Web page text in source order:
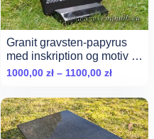
Granit gravsten-papyrus
med inskription og motiv —
Sort granit
1000,00 zł – 1100,00 złZakres
od
1000,00
do